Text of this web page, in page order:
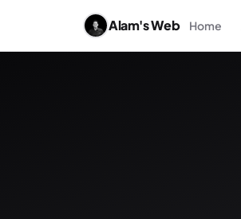
Alam's Web Home